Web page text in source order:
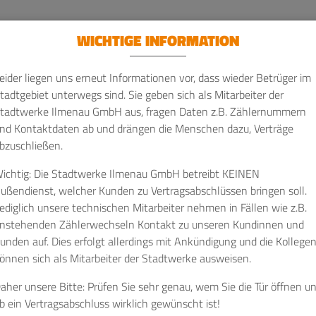
News
ab 2026
ein festgelegter Preis. Ab 2026 werden die
eine neue Grundlage für die Preisbildung geschaffen.
noch bis zum 31.12.2025 die im BEHG gesetzlich geregelten
ab dem 01.01.2026 beginnt die sog. marktbasierte
in einem Preiskorridor mit einem Mindestpreis (55 Euro
(65 Euro pro nEHS-Zertifikat) auktioniert. Innerhalb dieser
sich dann der Preis je nach Nachfrage am Markt bilden. Noch ist
WICHTIGE INFORMATION
liegen uns erneut Informationen vor, dass wieder Betrüger im
unterwegs sind. Sie geben sich als Mitarbeiter der
Ilmenau GmbH aus, fragen Daten z.B. Zählernummern
Kontaktdaten ab und drängen die Menschen dazu, Verträge
Die Stadtwerke Ilmenau GmbH betreibt KEINEN
welcher Kunden zu Vertragsabschlüssen bringen soll.
unsere technischen Mitarbeiter nehmen in Fällen wie z.B.
Zählerwechseln Kontakt zu unseren Kundinnen und
auf. Dies erfolgt allerdings mit Ankündigung und die Kollegen
sich als Mitarbeiter der Stadtwerke ausweisen.
unsere Bitte: Prüfen Sie sehr genau, wem Sie die Tür öffnen
ein Vertragsabschluss wirklich gewünscht ist!